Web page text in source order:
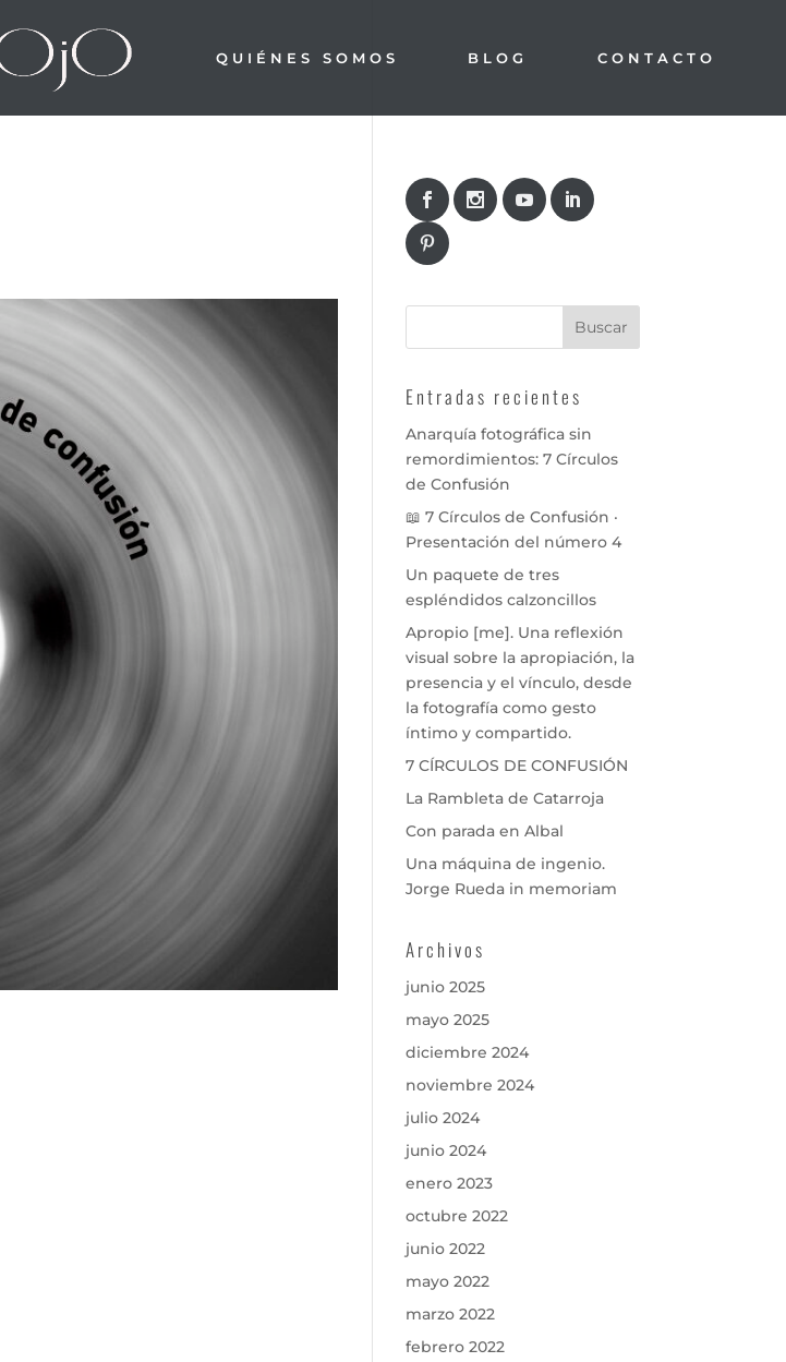
QUIÉNES SOMOS BLOG CONTACTO
Entradas recientes
Anarquía fotográfica sin
remordimientos: 7 Círculos
de Confusión
📖 7 Círculos de Confusión ·
Presentación del número 4
Un paquete de tres
espléndidos calzoncillos
Apropio [me]. Una reflexión
visual sobre la apropiación, la
presencia y el vínculo, desde
la fotografía como gesto
íntimo y compartido.
7 CÍRCULOS DE CONFUSIÓN
La Rambleta de Catarroja
Con parada en Albal
Una máquina de ingenio.
Jorge Rueda in memoriam
Archivos
junio 2025
mayo 2025
diciembre 2024
noviembre 2024
julio 2024
junio 2024
enero 2023
octubre 2022
junio 2022
mayo 2022
marzo 2022
febrero 2022